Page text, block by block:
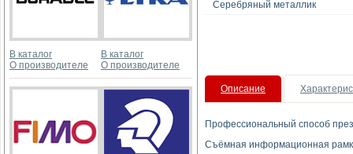
В каталог
О производителе
В каталог
О производителе
Серебряный металлик
Описание
Профессиональный способ
Съёмная информационная